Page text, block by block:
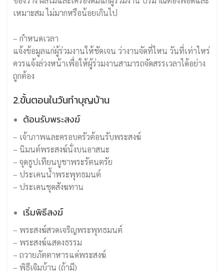
เหมาะสม ไม่มากหรือน้อยเกินไป
– กำหนดเวลา
แจ้งข้อมูลแก่ผู้ร่วมงานให้ชัดเจน ว่างานจัดที่ไหน วันที่เท่าไหร่
ควรแจ้งล่วงหน้าเพื่อให้ผู้ร่วมงานสามารถจัดสรรเวลาได้อย่าง
ถูกต้อง
2.ขั้นตอนในวันทำบุญบ้าน
ต้อนรับพระสงฆ์
– เจ้าภาพและครอบครัวต้อนรับพระสงฆ์
– นิมนต์พระสงฆ์นั่งบนอาสนะ
– จุดธูปเทียนบูชาพระรัตนตรัย
– ประเคนน้ำพระพุทธมนต์
– ประเคนชุดสังฆทาน
เริ่มพิธีสงฆ์
– พระสงฆ์สวดเจริญพระพุทธมนต์
– พระสงฆ์แสดงธรรม
– ถวายภัตตาหารแด่พระสงฆ์
– พิธีเจิมบ้าน (ถ้ามี)